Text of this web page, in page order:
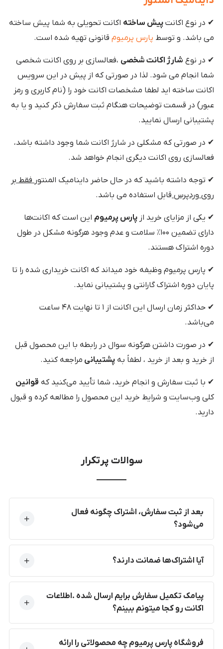
✔ در نوع اکانت پیش ساخته اکانت تحویلی به شما پیش ساخته
می باشد. و توسط پارس پرمیومقانونی تهیه شده است.
✔ در نوع شارژ اکانت شخصی ،فعالسازی بر روی اکانت شخصی
شما انجام می شود. لذا در صورتی که از پیش در این سرویس
اکانت ساخته اید لطفا مشخصات اکانت خود را (نام کاربری و رمز
عبور) در قسمت توضیحات هنگام ثبت سفارش ذکر کنید و یا به
پشتیبانی ارسال نمایید.
✔ در صورتی که مشکلی در شارژ اکانت شما وجود داشته باشد،
فعالسازی روی اکانت دیگری انجام خواهد شد.
✔ توجه داشته باشید که در حال حاضر داینامیک المنتورفقط بر
روی وردپرسقابل استفاده می باشد.
✔ یکی از مزایای خرید از پارس پرمیوم این است که اکانت‌ها
دارای تضمین ۱۰۰٪ سلامت و عدم وجود هرگونه مشکل در طول
دوره اشتراک هستند.
✔ پارس پرمیوم وظیفه خود میداند که اکانت خریداری شده را تا
پایان دوره اشتراک گارانتی و پشتیبانی نماید.
✔ حداکثر زمان ارسال این اکانت از ۱ تا نهایت ۴۸ ساعت
می‌باشد.
✔ در صورت داشتن هرگونه سوال در رابطه با این محصول قبل
از خرید و بعد از خرید ، لطفاً به پشتیبانی مراجعه کنید.
✔ با ثبت سفارش و انجام خرید، شما تأیید می‌کنید که قوانین
کلی وب‌سایت و شرایط خرید این محصول را مطالعه کرده و قبول
دارید.
سوالات پرتکرار
بعد از ثبت سفارش، اشتراک چگونه فعال
می‌شود؟
آیا اشتراک‌ها ضمانت دارند؟
پیامک تکمیل سفارش برایم ارسال شده .اطلاعات
اکانت رو کجا میتونم ببینم؟
فروشگاه پارس پرمیوم چه محصولاتی را ارائه